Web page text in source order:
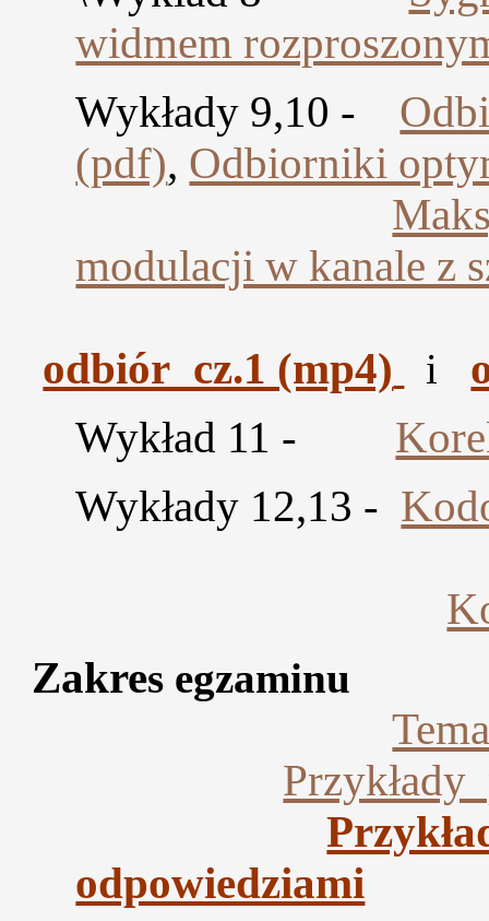
widmem
Wykłady 9,10 -
(pdf), Odbiorniki
modulacji w kanale z
odbiór_cz.1 (mp4) i
Wykład 11 -
Wykłady 12,13 -
Zakres egzaminu
odpowiedziami